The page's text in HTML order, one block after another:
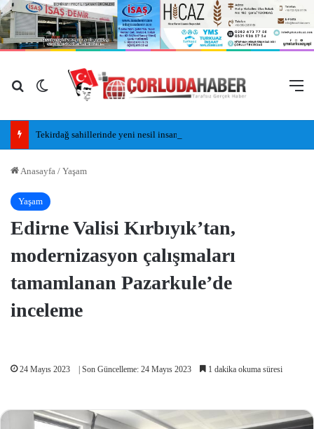
Arama yap ...
Dış görünümü değiştir
Anasayfa / Yaşam
Yaşam
Edirne Valisi Kırbıyık’tan,
modernizasyon çalışmaları
tamamlanan Pazarkule’de
inceleme
24 Mayıs 2023 | Son Güncelleme: 24 Mayıs 2023 1 dakika okuma süresi